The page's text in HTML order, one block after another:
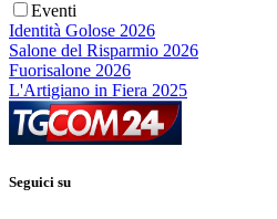
Eventi
Identità Golose 2026
Salone del Risparmio 2026
Fuorisalone 2026
L'Artigiano in Fiera 2025
Seguici su